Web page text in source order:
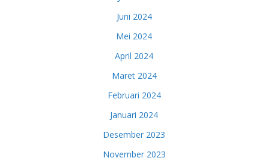
Juni 2024
Mei 2024
April 2024
Maret 2024
Februari 2024
Januari 2024
Desember 2023
November 2023